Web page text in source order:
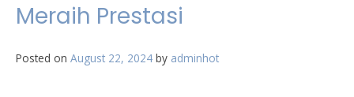
Meraih Prestasi
Posted on August 22, 2024 by adminhot